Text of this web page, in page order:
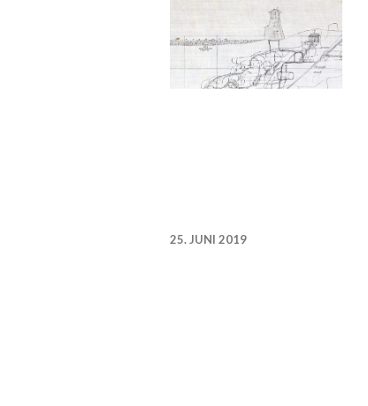
25. JUNI 2019